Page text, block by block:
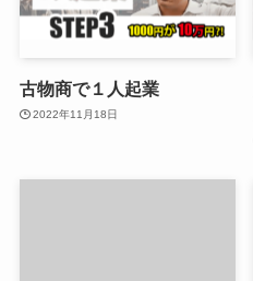
古物商で１人起業
2022年11月18日